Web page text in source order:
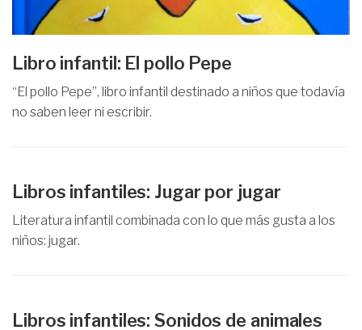
Libro infantil: El pollo Pepe
“El pollo Pepe”, libro infantil destinado a niños que todavía
no saben leer ni escribir.
Libros infantiles: Jugar por jugar
Literatura infantil combinada con lo que más gusta a los
niños: jugar.
Libros infantiles: Sonidos de animales